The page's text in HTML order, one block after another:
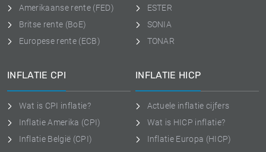
Amerikaanse rente (FED)
Britse rente (BoE)
Europese rente (ECB)
ESTER
SONIA
TONAR
INFLATIE CPI
Wat is CPI inflatie?
Inflatie Amerika (CPI)
Inflatie België (CPI)
INFLATIE HICP
Actuele inflatie cijfers
Wat is HICP inflatie?
Inflatie Europa (HICP)